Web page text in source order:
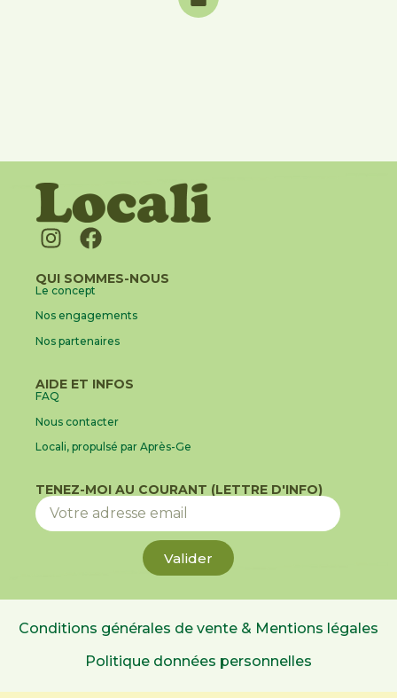
QUI SOMMES-NOUS
Le concept
Nos engagements
Nos partenaires
AIDE ET INFOS
FAQ
Nous contacter
Locali, propulsé par Après-Ge
TENEZ-MOI AU COURANT (LETTRE D'INFO)
Valider
Conditions générales de vente & Mentions légales
Politique données personnelles